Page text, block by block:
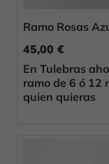
Ramo Rosas
45,00 €
En Tulebras
ramo de 6 ó 12
quien quieras